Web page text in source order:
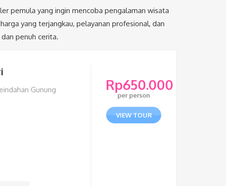
pemula yang ingin mencoba pengalaman wisata
yang terjangkau, pelayanan profesional, dan
penuh cerita.
Gunung
Rp650.000
per person
VIEW TOUR